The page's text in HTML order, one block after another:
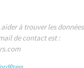
à trouver les données
de contact est :